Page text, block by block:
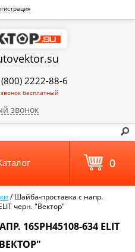
2222-88-6
звонок бесплатный
звонок
/Шайба-проставка с напр.
черн. "Вектор"
16SPH45108-634 ELIT
0